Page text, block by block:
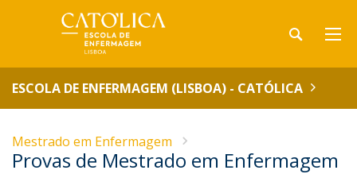
ESCOLA DE ENFERMAGEM (LISBOA) - CATÓLICA
Mestrado em Enfermagem
Provas de Mestrado em Enfermagem